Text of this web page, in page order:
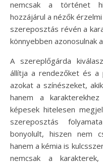
nemcsak a történet
hozzájárul a nézők
szereposztás révén a
könnyebben azonosulnak
A szereplőgárda
állítja a rendezőket és a
azokat a színészeket,
hanem a
képesek hitelesen
szereposztás
bonyolult, hiszen nem
hanem a kémia is
nemcsak a